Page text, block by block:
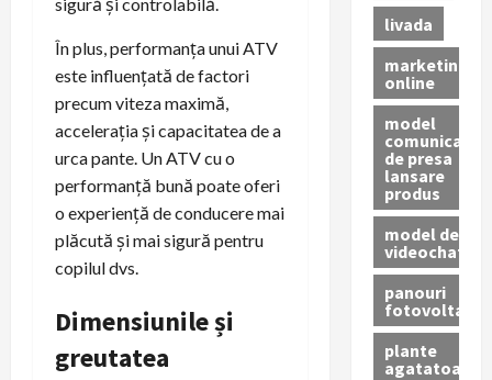
sigură și controlabilă.
În plus, performanța unui ATV
este influențată de factori
precum viteza maximă,
accelerația și capacitatea de a
urca pante. Un ATV cu o
performanță bună poate oferi
o experiență de conducere mai
plăcută și mai sigură pentru
copilul dvs.
Dimensiunile și
greutatea
livada
marketing
online
model
comunicat
de presa
lansare
produs
model de
videochat
panouri
fotovoltaice
plante
agatatoare